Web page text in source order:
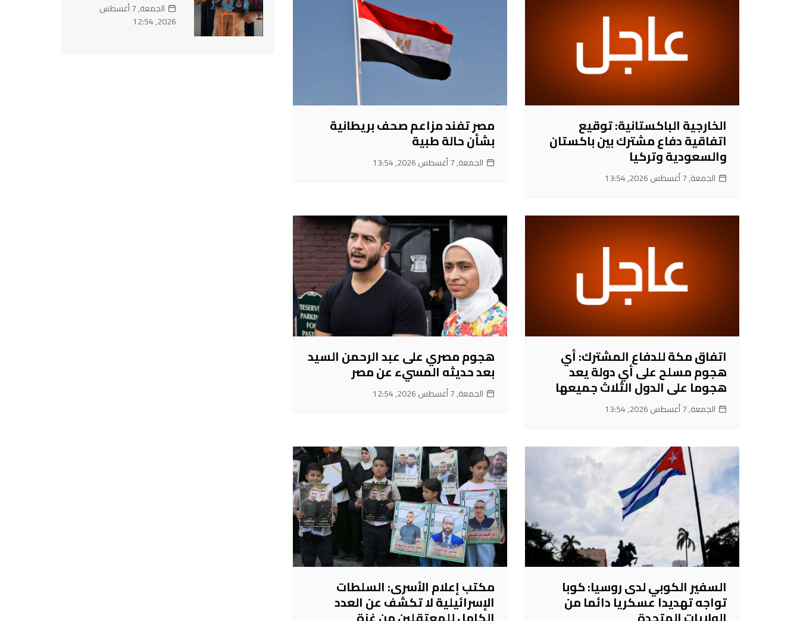
الخارجية الباكستانية: توقيع
اتفاقية دفاع مشترك بين باكستان
والسعودية وتركيا
الجمعة, 7 أغسطس 2026, 13:54
مصر تفند مزاعم صحف بريطانية
بشأن حالة طبية
الجمعة, 7 أغسطس 2026, 13:54
‏اتفاق مكة للدفاع المشترك: أي
هجوم مسلح على أي دولة يعد
هجوما على الدول الثلاث جميعها
الجمعة, 7 أغسطس 2026, 13:54
هجوم مصري على عبد الرحمن السيد
بعد حديثه المسيء عن مصر
الجمعة, 7 أغسطس 2026, 12:54
السفير الكوبي لدى روسيا: كوبا
تواجه تهديدا عسكريا دائما من
مكتب إعلام الأسرى: السلطات
الإسرائيلية لا تكشف عن العدد
الجمعة, 7 أغسطس
2026, 12:54